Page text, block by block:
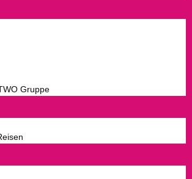
Gruppe